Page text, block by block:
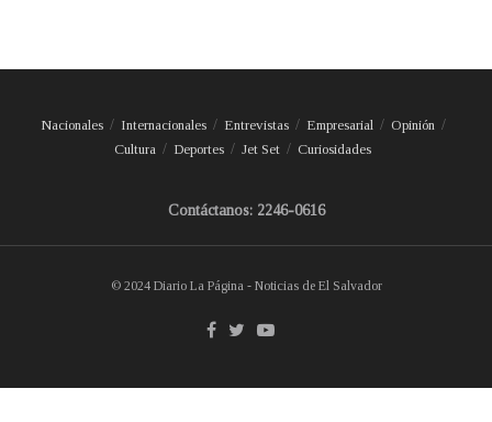
Nacionales Internacionales Entrevistas Empresarial
Opinión
Cultura
Deportes Jet Set Curiosidades
Contáctanos: 2246-0616
© 2024 Diario La Página - Noticias de El Salvador